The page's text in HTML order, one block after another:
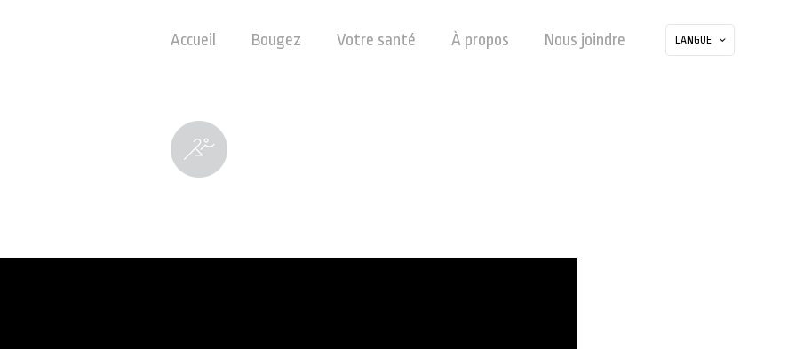
Accueil Bougez Votre santé À propos Nous joindre LANGUE